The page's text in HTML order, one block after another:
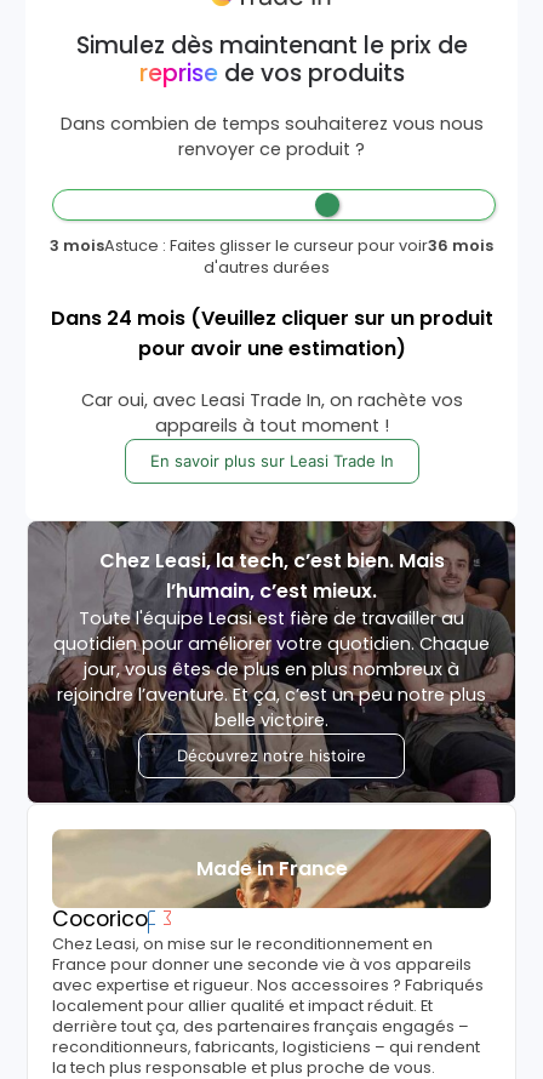
Simulez dès maintenant le prix de
reprisede vos produits
Dans combien de temps souhaiterez vous nous
renvoyer ce produit ?
3 moisAstuce : Faites glisser le curseur pour voir
d'autres durées
36 mois
Dans 24 mois (Veuillez cliquer sur un produit
pour avoir une estimation)
Car oui, avec Leasi Trade In, on rachète vos
appareils à tout moment !
En savoir plus sur Leasi Trade In
Chez Leasi, la tech, c’est bien. Mais
l’humain, c’est mieux.
Toute l'équipe Leasi est fière de travailler au
quotidien pour améliorer votre quotidien. Chaque
jour, vous êtes de plus en plus nombreux à
rejoindre l’aventure. Et ça, c’est un peu notre plus
belle victoire.
Découvrez notre histoire
Made in France
Cocorico
Chez Leasi, on mise sur le reconditionnement en
France pour donner une seconde vie à vos appareils
avec expertise et rigueur. Nos accessoires ? Fabriqués
localement pour allier qualité et impact réduit. Et
derrière tout ça, des partenaires français engagés –
reconditionneurs, fabricants, logisticiens – qui rendent
la tech plus responsable et plus proche de vous.